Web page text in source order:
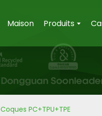
Maison Produits
Coques PC+TPU+TPE